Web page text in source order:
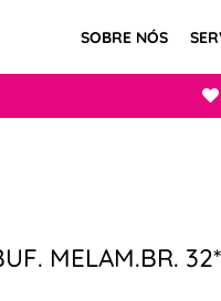
SOBRE NÓS
MELAM.BR.